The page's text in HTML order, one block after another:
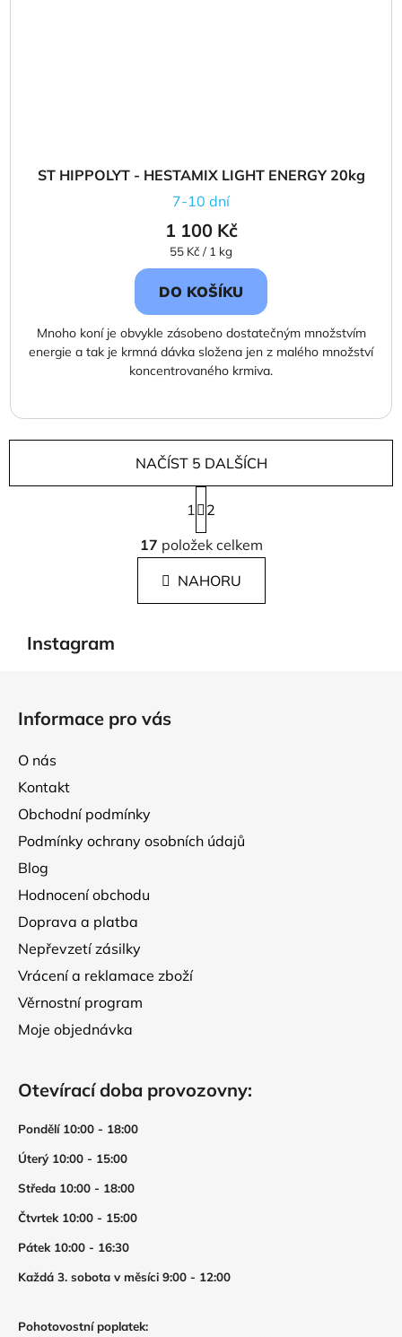
ST HIPPOLYT - HESTAMIX LIGHT ENERGY 20kg
7-10 dní
1 100 Kč
Měrná
cena:
55 Kč / 1 kg
DO KOŠÍKU
Mnoho koní je obvykle zásobeno dostatečným množstvím
energie a tak je krmná dávka složena jen z malého množství
koncentrovaného krmiva.
O
v
l
á
d
i
NAČÍST 5 DALŠÍCH
S
t
r
á
n
k
1
2
17 položek celkem
NAHORU
Instagram
Informace pro vás
O nás
Kontakt
Obchodní podmínky
Podmínky ochrany osobních údajů
Blog
Hodnocení obchodu
Doprava a platba
Nepřevzetí zásilky
Vrácení a reklamace zboží
Věrnostní program
Moje objednávka
Otevírací doba provozovny:
Pondělí 10:00 - 18:00
Úterý 10:00 - 15:00
Středa 10:00 - 18:00
Čtvrtek 10:00 - 15:00
Pátek 10:00 - 16:30
Každá 3. sobota v měsíci 9:00 - 12:00
Pohotovostní poplatek: